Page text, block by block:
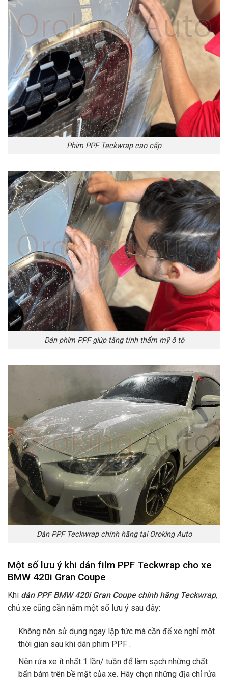
Phim PPF Teckwrap cao cấp
Dán phim PPF giúp tăng tính thẩm mỹ ô tô
Dán PPF Teckwrap chính hãng tại Oroking Auto
Một số lưu ý khi dán film PPF Teckwrap cho xe
BMW 420i Gran Coupe
Khi dán PPF BMW 420i Gran Coupe chính hãng Teckwrap,
chủ xe cũng cần nắm một số lưu ý sau đây:
Không nên sử dụng ngay lập tức mà cần để xe nghỉ một
thời gian sau khi dán phim PPF .
Nên rửa xe ít nhất 1 lần/ tuần để làm sạch những chất
bẩn bám trên bề mặt của xe. Hãy chọn những địa chỉ rửa